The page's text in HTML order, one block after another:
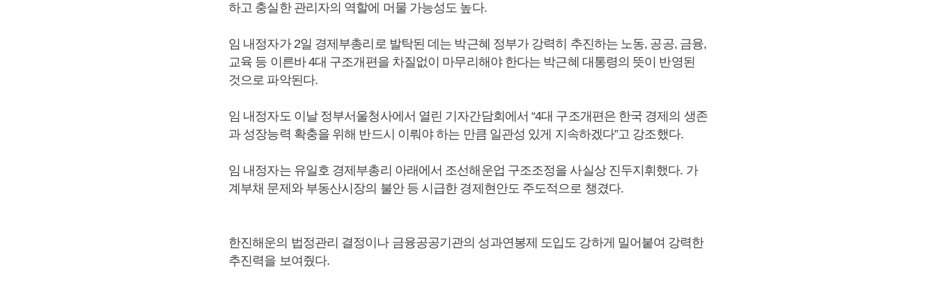
하고 충실한 관리자의 역할에 머물 가능성도 높다.
임 내정자가 2일 경제부총리로 발탁된 데는 박근혜 정부가 강력히 추진하는 노동, 공공, 금융,
교육 등 이른바 4대 구조개편을 차질없이 마무리해야 한다는 박근혜 대통령의 뜻이 반영된
것으로 파악된다.
임 내정자도 이날 정부서울청사에서 열린 기자간담회에서 “4대 구조개편은 한국 경제의 생존
과 성장능력 확충을 위해 반드시 이뤄야 하는 만큼 일관성 있게 지속하겠다”고 강조했다.
임 내정자는 유일호 경제부총리 아래에서 조선해운업 구조조정을 사실상 진두지휘했다. 가
계부채 문제와 부동산시장의 불안 등 시급한 경제현안도 주도적으로 챙겼다.
한진해운의 법정관리 결정이나 금융공공기관의 성과연봉제 도입도 강하게 밀어붙여 강력한
추진력을 보여줬다.